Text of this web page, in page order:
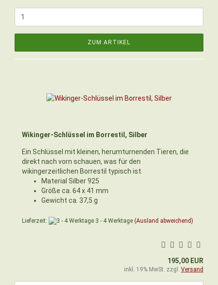
ZUM ARTIKEL
Wikinger-Schlüssel im Borrestil, Silber
Ein Schlüssel mit kleinen, herumturnenden Tieren, die
direkt nach vorn schauen, was für den
wikingerzeitlichen Borrestil typisch ist.
Material Silber 925
Größe ca. 64 x 41 mm
Gewicht ca. 37,5 g
Lieferzeit: 3 - 4 Werktage (Ausland abweichend)
195,00 EUR
inkl. 19% MwSt. zzgl. Versand